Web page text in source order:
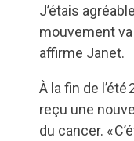
J’étais
mouvement va
affirme Janet.
À la fin de
reçu une
du cancer. «